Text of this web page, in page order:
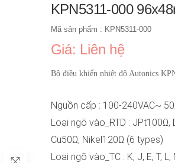
KPN5311-000
Mã sản phẩm : KPN5311-000
Giá: Liên hệ
Bộ điều khiển nhiệt độ Autonics
Nguồn cấp : 100-240VAC~
Loại ngõ vào_RTD : JPt100Ω,
Cu50Ω, Nikel120Ω (6 types)
Loại ngõ vào_TC : K, J, E, T, L,